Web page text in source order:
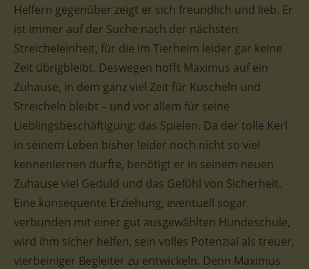
Helfern gegenüber zeigt er sich freundlich und lieb. Er
ist immer auf der Suche nach der nächsten
Streicheleinheit, für die im Tierheim leider gar keine
Zeit übrigbleibt. Deswegen hofft Maximus auf ein
Zuhause, in dem ganz viel Zeit für Kuscheln und
Streicheln bleibt – und vor allem für seine
Lieblingsbeschäftigung: das Spielen. Da der tolle Kerl
in seinem Leben bisher leider noch nicht so viel
kennenlernen durfte, benötigt er in seinem neuen
Zuhause viel Geduld und das Gefühl von Sicherheit.
Eine konsequente Erziehung, eventuell sogar
verbunden mit einer gut ausgewählten Hundeschule,
wird ihm sicher helfen, sein volles Potenzial als treuer,
vierbeiniger Begleiter zu entwickeln. Denn Maximus